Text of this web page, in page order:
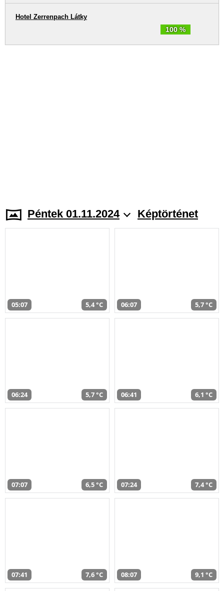
100 %
Hotel Zerrenpach Látky
Péntek 01.11.2024 Képtörténet
05:07 5,4 °C 06:07 5,7 °C
06:24 5,7 °C 06:41 6,1 °C
07:07 6,5 °C 07:24 7,4 °C
07:41 7,6 °C 08:07 9,1 °C